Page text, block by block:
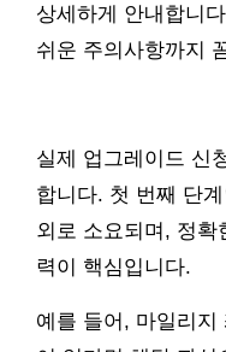
상세하게 안내합니
쉬운 주의사항까지
실제 업그레이드 신
합니다. 첫 번째 단
외로 소요되며, 정확
력이 핵심입니다.
예를 들어, 마일리지